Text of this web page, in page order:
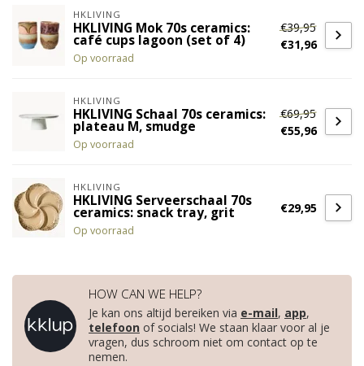
HKLIVING
HKLIVING Mok 70s ceramics:
café cups lagoon (set of 4)
Op voorraad
€39,95
€31,96
HKLIVING
HKLIVING Schaal 70s ceramics:
plateau M, smudge
Op voorraad
€69,95
€55,96
HKLIVING
HKLIVING Serveerschaal 70s
ceramics: snack tray, grit
Op voorraad
€29,95
HOW CAN WE HELP?
Je kan ons altijd bereiken via e-mail, app,
telefoon of socials! We staan klaar voor al je
vragen, dus schroom niet om contact op te
nemen.